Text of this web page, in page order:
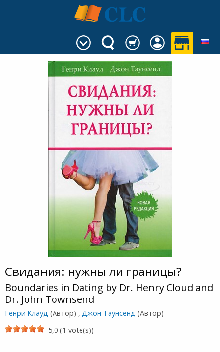
Свидания: нужны ли границы?
Boundaries in Dating by Dr. Henry Cloud and
Dr. John Townsend
Генри Клауд (Автор) , Джон Таунсенд (Автор)
5,0 (1 vote(s))